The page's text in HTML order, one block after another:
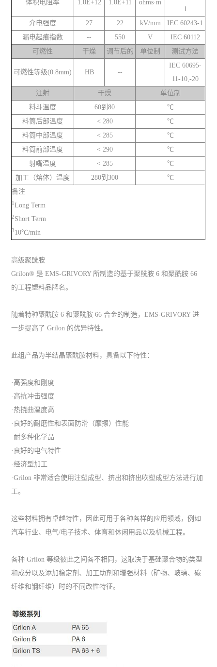
体积电阻率 1.0E+12 1.0E+11
ohms·m
1
介电强度
27 22 kV/mm
IEC 60243-1
漏电起痕指数
-- 550 V
IEC 60112
可燃性
干燥 调节后的 单位制 测试方法
可燃性等级(0.8mm) HB --
IEC 60695-
11-10,-20
注射
干燥
单位制
料斗温度
60到80
℃
料筒后部温度
< 280
℃
料筒中部温度
< 285
℃
料筒前部温度
< 290
℃
射嘴温度
< 285
℃
加工（熔体）温度
280到300
℃
备注
1Long Term
2Short Term
310℃/min
高级聚酰胺
Grilon® 是 EMS-GRIVORY 所制造的基于聚酰胺 6 和聚酰胺 66
的工程塑料品牌名。
随着特种聚酰胺 6 和聚酰胺 66 合金的制造，EMS-GRIVORY 进
一步提高了 Grilon 的优异特性。
此组产品为半结晶聚酰胺材料，具备以下特性：
·高强度和刚度
·高抗冲击强度
·热挠曲温度高
·良好的耐磨性和表面防滑（摩擦）性能
·耐多种化学品
·良好的电气特性
·经济型加工
·Grilon 非常适合使用注塑成型、挤出和挤出吹塑成型方法进行加
工。
这些材料拥有卓越特性，因此可用于各种各样的应用领域，例如
汽车行业、电气/电子技术、体育和休闲用品以及机械工程。
各种 Grilon 等级彼此之间各不相同，这取决于基础聚合物的类型
和成分以及添加稳定剂、加工助剂和增强材料（矿物、玻璃、碳
纤维和钢纤维）时的不同改性特征。